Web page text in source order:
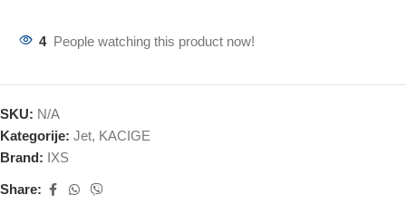
4 People watching this product now!
SKU: N/A
Kategorije: Jet, KACIGE
Brand: IXS
Share: